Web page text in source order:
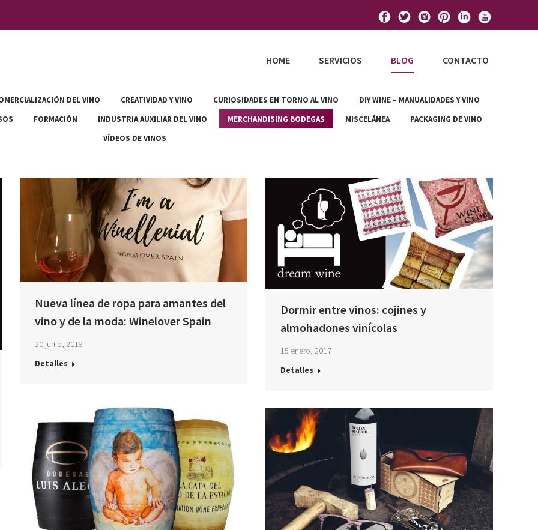
HOME SERVICIOS BLOG CONTACTO
DEL VINO CREATIVIDAD Y VINO CURIOSIDADES EN TORNO AL VINO
DIY WINE – MANUALIDADES Y VINO
FORMACIÓN INDUSTRIA AUXILIAR DEL VINO MERCHANDISING BODEGAS MISCELÁNEA
PACKAGING DE VINO
VÍDEOS DE VINOS
Nueva línea de ropa para amantes del
vino y de la moda: Winelover Spain
20 junio, 2019
Detalles
Dormir entre vinos: cojines y
almohadones vinícolas
15 enero, 2017
Detalles